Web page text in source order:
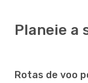
Planeie a
Rotas de voo